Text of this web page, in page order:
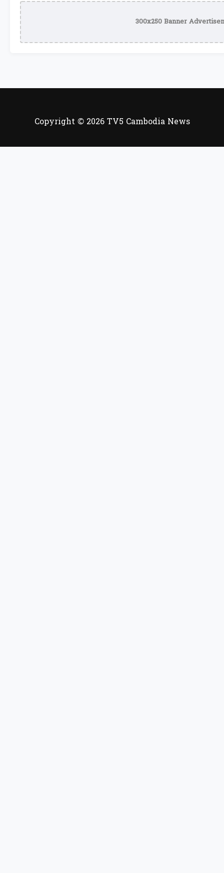
300x250 Banner
Copyright © 2026 TV5 Cambodia News